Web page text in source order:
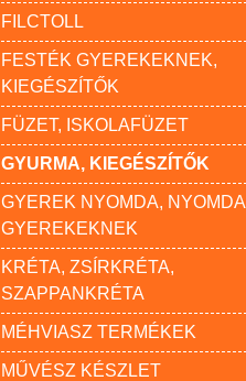
FILCTOLL
FESTÉK GYEREKEKNEK,
KIEGÉSZÍTŐK
FÜZET, ISKOLAFÜZET
GYURMA, KIEGÉSZÍTŐK
GYEREK NYOMDA, NYOMDA
GYEREKEKNEK
KRÉTA, ZSÍRKRÉTA,
SZAPPANKRÉTA
MÉHVIASZ TERMÉKEK
MŰVÉSZ KÉSZLET